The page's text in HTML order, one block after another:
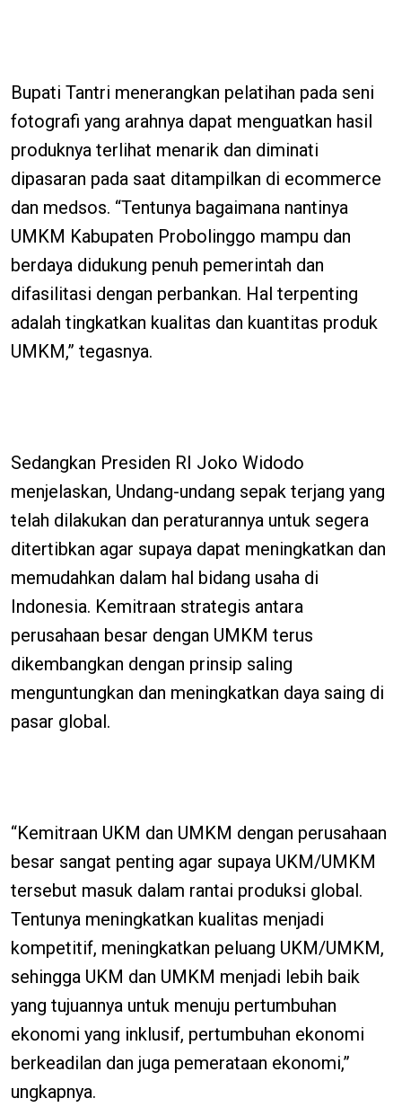
Bupati Tantri menerangkan pelatihan pada seni
fotografi yang arahnya dapat menguatkan hasil
produknya terlihat menarik dan diminati
dipasaran pada saat ditampilkan di ecommerce
dan medsos. “Tentunya bagaimana nantinya
UMKM Kabupaten Probolinggo mampu dan
berdaya didukung penuh pemerintah dan
difasilitasi dengan perbankan. Hal terpenting
adalah tingkatkan kualitas dan kuantitas produk
UMKM,” tegasnya.
Sedangkan Presiden RI Joko Widodo
menjelaskan, Undang-undang sepak terjang yang
telah dilakukan dan peraturannya untuk segera
ditertibkan agar supaya dapat meningkatkan dan
memudahkan dalam hal bidang usaha di
Indonesia. Kemitraan strategis antara
perusahaan besar dengan UMKM terus
dikembangkan dengan prinsip saling
menguntungkan dan meningkatkan daya saing di
pasar global.
“Kemitraan UKM dan UMKM dengan perusahaan
besar sangat penting agar supaya UKM/UMKM
tersebut masuk dalam rantai produksi global.
Tentunya meningkatkan kualitas menjadi
kompetitif, meningkatkan peluang UKM/UMKM,
sehingga UKM dan UMKM menjadi lebih baik
yang tujuannya untuk menuju pertumbuhan
ekonomi yang inklusif, pertumbuhan ekonomi
berkeadilan dan juga pemerataan ekonomi,”
ungkapnya.